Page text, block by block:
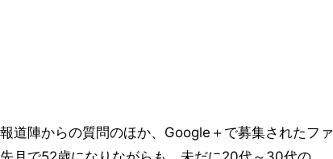
道陣からの質問のほか、Google＋で募集されたファ